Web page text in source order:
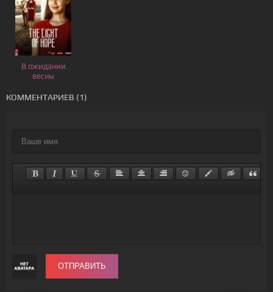
В ожидании
весны
КОММЕНТАРИЕВ (1)
ОТПРАВИТЬ